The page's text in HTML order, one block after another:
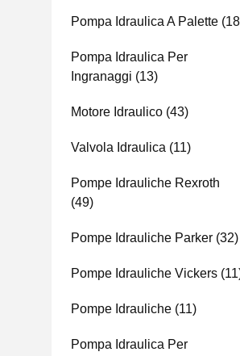
Pompa Idraulica A Palette
Pompa Idraulica Per
Ingranaggi (13)
Motore Idraulico (43)
Valvola Idraulica (11)
Pompe Idrauliche Rexroth
(49)
Pompe Idrauliche Parker (32)
Pompe Idrauliche Vickers
Pompe Idrauliche (11)
Pompa Idraulica Per